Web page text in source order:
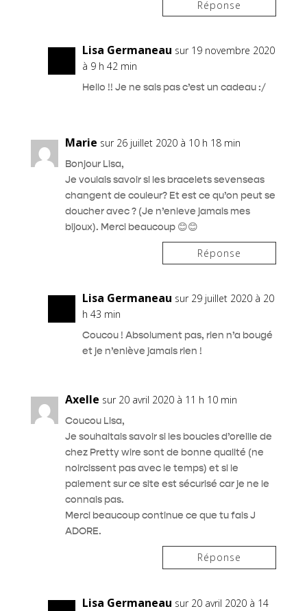
Réponse
Lisa Germaneau sur 19 novembre 2020
à 9 h 42 min
Hello !! Je ne sais pas c’est un cadeau :/
Marie sur 26 juillet 2020 à 10 h 18 min
Bonjour Lisa,
Je voulais savoir si les bracelets sevenseas
changent de couleur? Et est ce qu’on peut se
doucher avec ? (Je n’enleve jamais mes
bijoux). Merci beaucoup 😊😊
Réponse
Lisa Germaneau sur 29 juillet 2020 à 20
h 43 min
Coucou ! Absolument pas, rien n’a bougé
et je n’enlève jamais rien !
Axelle sur 20 avril 2020 à 11 h 10 min
Coucou Lisa,
Je souhaitais savoir si les boucles d’oreille de
chez Pretty wire sont de bonne qualité (ne
noircissent pas avec le temps) et si le
paiement sur ce site est sécurisé car je ne le
connais pas.
Merci beaucoup continue ce que tu fais J
ADORE.
Réponse
Lisa Germaneau sur 20 avril 2020 à 14